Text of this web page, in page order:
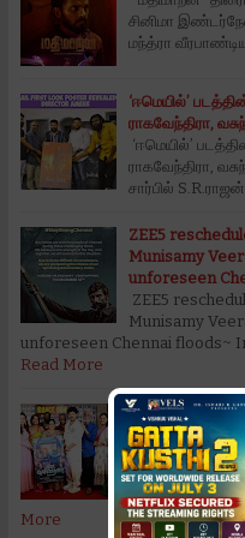
சினிமா
மந்த்ரா
‘ஈமெயில்’
ராகவேந்திரா,
‘ஈமெயில்’
ராகவேந்திரா,
சார்பில்
ZEE5
Munisamy
unforeseen
ZEE5
Munisamy
unforeseen Chennai floods~
Read More
“Dance Don
நடனக்
“Dance Don
நடனக்
தமிழ்
More